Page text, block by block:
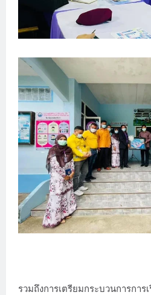
รวมถึงการเตรียมกระบวนการการ